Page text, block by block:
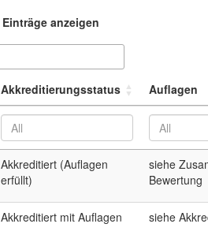
Einträge anzeigen
Akkreditierungsstatus Auflagen
Akkreditiert (Auflagen
erfüllt)
siehe
Bewertung
Akkreditiert mit Auflagen siehe